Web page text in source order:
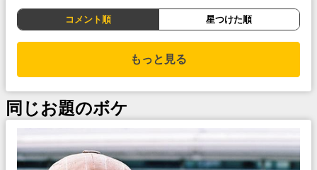
コメント順 星つけた順
もっと見る
同じお題のボケ